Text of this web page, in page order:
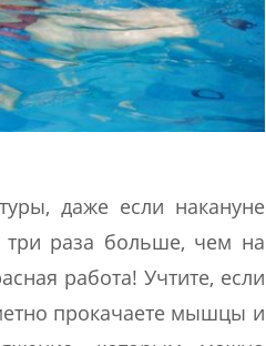
даже если накануне
раза больше, чем на
работа! Учтите, если
прокачаете мышцы и